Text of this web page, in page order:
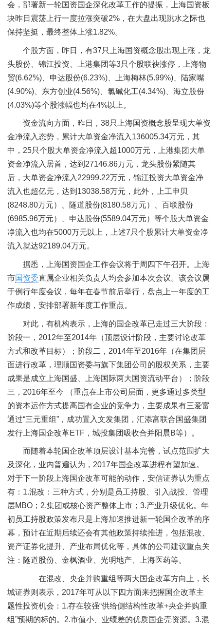
会，部署新一轮国资国企深化改革工作的提振，上海国资板
块昨日震荡上行一度拉涨突破2%，在大盘出现跳水之际也
保持坚挺，最终整体上涨1.82%。
个股方面，昨日，有37只上海国资概念股出现上涨，龙
头股份、锦江投资、上港集团等3只个股联袂涨停，上海物
贸(6.62%)、申达股份(6.23%)、上海梅林(5.99%)、陆家嘴
(4.90%)、东方创业(4.56%)、氯碱化工(4.34%)、海立股份
(4.03%)等个股涨幅也均在4%以上。
资金流向方面，昨日，38只上海国资概念股呈现大单资
金净流入态势，累计大单资金净流入136005.34万元，其
中，25只个股大单资金净流入超1000万元，上港集团大单
资金净流入居首，达到27146.86万元，龙头股份紧随其
后，大单资金净流入22999.22万元，锦江投资大单资金净
流入也超亿元，达到13038.58万元，此外，上工申贝
(8248.80万元）、隧道股份(8180.58万元）、百联股份
(6985.96万元）、申达股份(5589.04万元）等个股大单资金
净流入也均在5000万元以上，上述7只个股累计大单资金净
流入就达92189.04万元。
据悉，上海国资国企工作会议将于周四下午召开。上海
市国资委直属企业相关负责人均会参加本次会议。该会议属
于例行年度会议，每年在春节前后举行，盘点上一年度的工
作成绩，安排部署新年度工作重点。
对此，有机构表示，上海的国企改革已走过三大阶段：
阶段一，2012年至2014年（顶层设计阶段，主要讨论改革
方式和改革目标）；阶段二，2014年至2016年（在集团层
面进行改革，理顺国资委与旗下集团公司的股权关系，主要
成果是成立上海国盛、上海国际两大国资流动平台）；阶段
三，2016年至今 （重点在上市公司层面，更多通过多类型
的资本运作方式提高国有企业的竞争力，主要成果有三爱富
通过“三元重组”，成功置入文发集团，汇添富联合国盛集团
发行上海国企改革ETF，城投集团吸收合并阳晨B等）。
而随着本轮国企改革顶层设计基本完善，试点范围扩大
及深化，业内普遍认为，2017年国企改革进程有望加速。
对于下一阶段上海国企改革可能的动作，安信证券认为重点
有：1.混改：三种方式，分别是员工持股、引入战投、管理
层MBO；2.集团或核心资产整体上市；3.产业升级优化。年
初员工持股政策发布只是上海加速推进新一轮国企改革的序
幕，预计在近期后续还会有其他政策持续推进，包括混改、
资产证券化提升、产业布局优化等，具体的公司建议重点关
注：隧道股份、金枫酒业、光明地产、上海医药等。
在混改、央企并购重组等两大国企改革方向上，长
城证券则表示，2017年可从以下四方面来把握国企改革主
题性投资机会：1.存在较强“供给侧结构性改革+央企并购重
组”预期的标的。2.市值小、业绩差的优质国企壳资源。3.混